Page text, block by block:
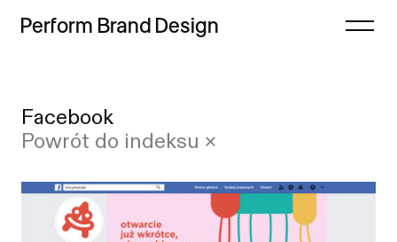
Perform Brand Design
Projekty
Refleksje
Indeks
Facebook
Powrót do indeksu ×